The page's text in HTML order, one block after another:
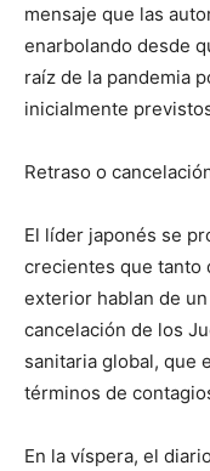
mensaje que las
enarbolando desde
raíz de la pandemia
inicialmente
Retraso o
El líder japonés se
crecientes que tanto
exterior hablan de
cancelación de los
sanitaria global, que
términos de
En la víspera, el